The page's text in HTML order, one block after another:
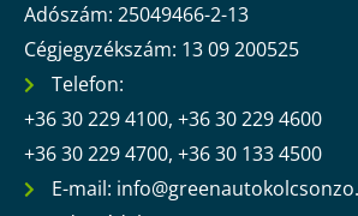
Adószám: 25049466-2-13
Cégjegyzékszám: 13 09 200525
Telefon:
+36 30 229 4100, +36 30 229 4600
+36 30 229 4700, +36 30 133 4500
E-mail: